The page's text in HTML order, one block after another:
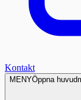
Kontakt
MENYÖppna